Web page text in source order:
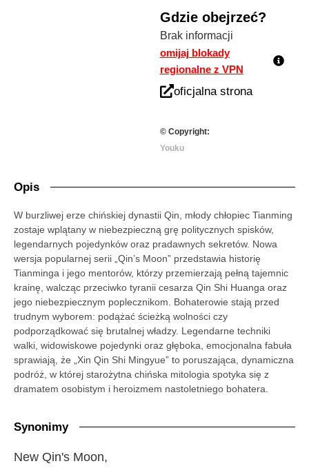
Gdzie obejrzeć?
Brak informacji
omijaj blokady
regionalne z VPN
oficjalna strona
© Copyright:
Youku
Opis
W burzliwej erze chińskiej dynastii Qin, młody chłopiec Tianming
zostaje wplątany w niebezpieczną grę politycznych spisków,
legendarnych pojedynków oraz pradawnych sekretów. Nowa
wersja popularnej serii „Qin’s Moon” przedstawia historię
Tianminga i jego mentorów, którzy przemierzają pełną tajemnic
krainę, walcząc przeciwko tyranii cesarza Qin Shi Huanga oraz
jego niebezpiecznym poplecznikom. Bohaterowie stają przed
trudnym wyborem: podążać ścieżką wolności czy
podporządkować się brutalnej władzy. Legendarne techniki
walki, widowiskowe pojedynki oraz głęboka, emocjonalna fabuła
sprawiają, że „Xin Qin Shi Mingyue” to poruszająca, dynamiczna
podróż, w której starożytna chińska mitologia spotyka się z
dramatem osobistym i heroizmem nastoletniego bohatera.
Synonimy
New Qin's Moon,